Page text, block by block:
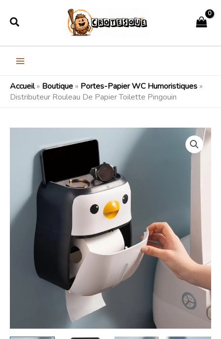
Rechercher
Accueil» Boutique » Portes-Papier WC Humoristiques »
Distributeur Rouleau De Papier Toilette Pingouin
Distributeur
Papier
Toilette
Pingouin